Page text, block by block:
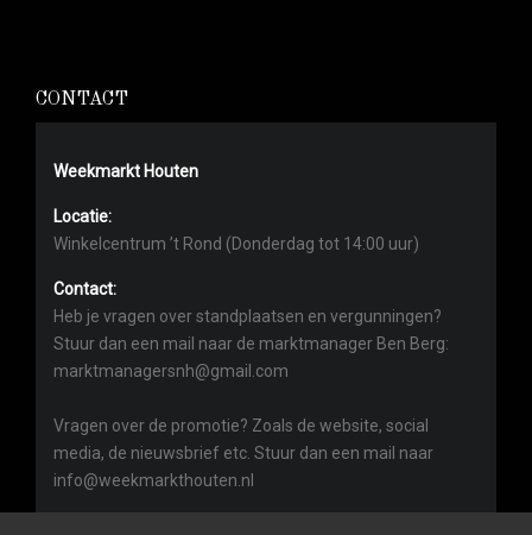
CONTACT
Weekmarkt Houten
Locatie:
Winkelcentrum ’t Rond (Donderdag tot 14:00 uur)
Contact:
Heb je vragen over standplaatsen en vergunningen?
Stuur dan een mail naar de marktmanager Ben Berg:
marktmanagersnh@gmail.com
Vragen over de promotie? Zoals de website, social
media, de nieuwsbrief etc. Stuur dan een mail naar
info@weekmarkthouten.nl